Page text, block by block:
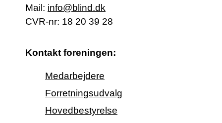
Mail: info@blind.dk
CVR-nr: 18 20 39 28
Kontakt foreningen:
Medarbejdere
Forretningsudvalg
Hovedbestyrelse